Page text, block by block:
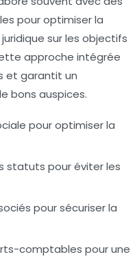
pour optimiser la
sur les objectifs
approche intégrée
et garantit un
bons auspices.
pour optimiser la
statuts pour éviter les
pour sécuriser la
comptables pour une